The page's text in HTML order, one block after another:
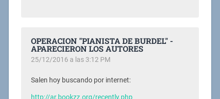
OPERACION "PIANISTA DE BURDEL" -
APARECIERON LOS AUTORES
25/12/2016 a las 3:12 PM
Salen hoy buscando por internet: